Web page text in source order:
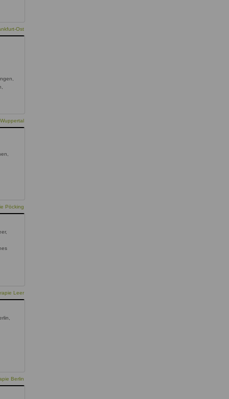
Ost
Pöcking
Leer
Berlin